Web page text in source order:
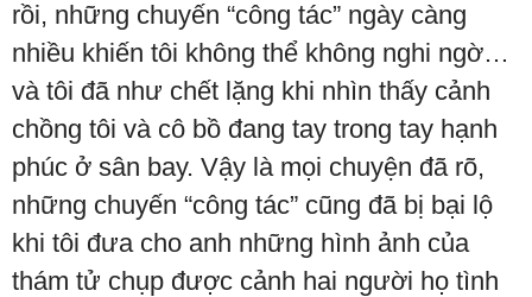
rồi, những chuyến “công tác” ngày càng
nhiều khiến tôi không thể không nghi ngờ…
và tôi đã như chết lặng khi nhìn thấy cảnh
chồng tôi và cô bồ đang tay trong tay hạnh
phúc ở sân bay. Vậy là mọi chuyện đã rõ,
những chuyến “công tác” cũng đã bị bại lộ
khi tôi đưa cho anh những hình ảnh của
thám tử chụp được cảnh hai người họ tình